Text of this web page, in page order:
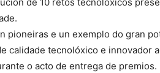
pioneiras e un exemplo do gran
calidade tecnolóxico e innovador
o acto de entrega de premios.